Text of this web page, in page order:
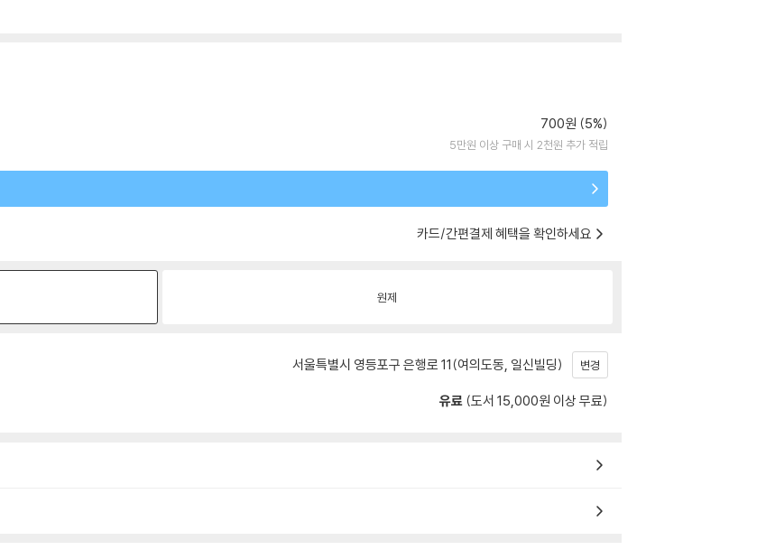
700원 (5%)
5만원 이상 구매 시 2천원 추가 적립
카드/간편결제 혜택을 확인하세요
원제
서울특별시 영등포구 은행로 11(여의도동, 일신빌딩) 변경
유료 (도서 15,000원 이상 무료)